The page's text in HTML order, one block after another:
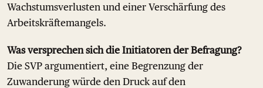
Wachstumsverlusten und einer Verschärfung des
Arbeitskräftemangels.
Was versprechen sich die Initiatoren der Befragung?
Die SVP argumentiert, eine Begrenzung der
Zuwanderung würde den Druck auf den